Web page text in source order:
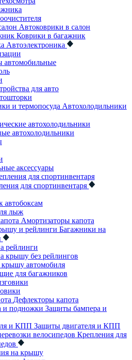
Автоковрики в салон
Коврики в багажник
Автоэлектроника
автомобильные
для авто
Автохолодильники
автохолодильники
автохолодильники
аксессуары
для спортинвентаря
автобоксам
лыж
Амортизаторы капота
Багажники на
рейлинги
крышу без рейлингов
автомобиля
для багажников
Дефлекторы капота
Защиты бампера и
Защиты двигателя и КПП
Крепления для
на крышу